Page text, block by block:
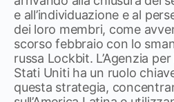
e all’individuazione e al
dei loro membri, come
scorso febbraio con lo
russa Lockbit. L’Agenzia
Stati Uniti ha un ruolo
questa strategia,